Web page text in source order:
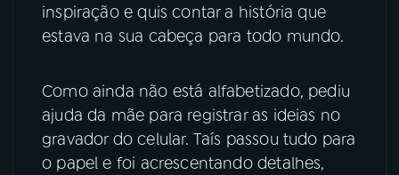
inspiração e quis contar a história que
estava na sua cabeça para todo mundo.
Como ainda não está alfabetizado, pediu
ajuda da mãe para registrar as ideias no
gravador do celular. Taís passou tudo para
o papel e foi acrescentando detalhes,